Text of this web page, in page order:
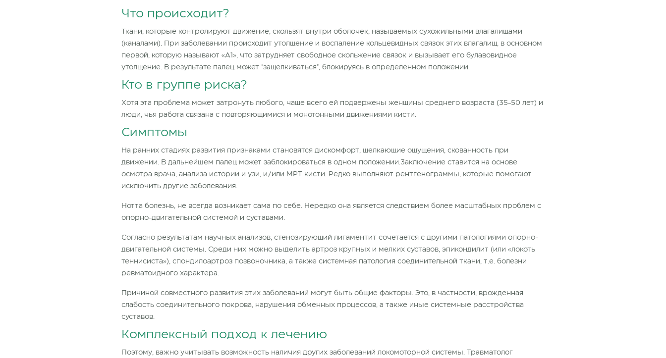
Что происходит?
Ткани, которые контролируют движение, скользят внутри оболочек, называемых сухожильными влагалищами
(каналами). При заболевании происходит утолщение и воспаление кольцевидных связок этих влагалищ, в основном
первой, которую называют «А1», что затрудняет свободное скольжение связок и вызывает его булавовидное
утолщение. В результате палец может "защелкиваться", блокируясь в определенном положении.
Кто в группе риска?
Хотя эта проблема может затронуть любого, чаще всего ей подвержены женщины среднего возраста (35-50 лет) и
люди, чья работа связана с повторяющимися и монотонными движениями кисти.
Симптомы
На ранних стадиях развития признаками становятся дискомфорт, щелкающие ощущения, скованность при
движении. В дальнейшем палец может заблокироваться в одном положении.Заключение ставится на основе
осмотра врача, анализа истории и узи, и/или МРТ кисти. Редко выполняют рентгенограммы, которые помогают
исключить другие заболевания.
Нотта болезнь, не всегда возникает сама по себе. Нередко она является следствием более масштабных проблем с
опорно-двигательной системой и суставами.
Согласно результатам научных анализов, стенозирующий лигаментит сочетается с другими патологиями опорно-
двигательной системы. Среди них можно выделить артроз крупных и мелких суставов, эпикондилит (или «локоть
теннисиста»), спондилоартроз позвоночника, а также системная патология соединительной ткани, т.е. болезни
ревматоидного характера.
Причиной совместного развития этих заболеваний могут быть общие факторы. Это, в частности, врожденная
слабость соединительного покрова, нарушения обменных процессов, а также иные системные расстройства
суставов.
Комплексный подход к лечению
Поэтому, важно учитывать возможность наличия других заболеваний локомоторной системы. Травматолог